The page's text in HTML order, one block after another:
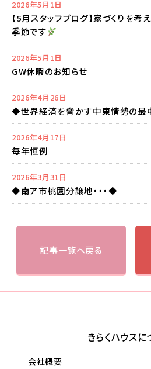
2026年5月1日
【5月スタッフブログ】家づくりを考
季節です
2026年5月1日
GW休暇のお知らせ
2026年4月26日
◆世界経済を脅かす中東情勢の最中
2026年4月17日
毎年恒例
2026年3月31日
◆南ア市桃園分譲地・・・◆
記事一覧へ戻る
きらくハウスに
会社概要